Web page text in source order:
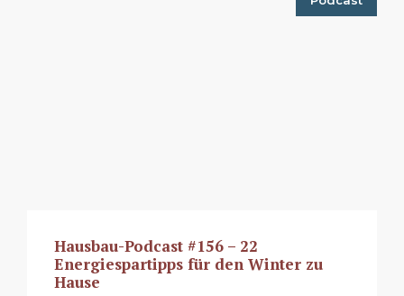
Hausbau-Podcast #156 – 22
Energiespartipps für den Winter zu
Hause